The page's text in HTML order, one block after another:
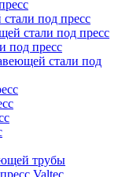
под пресс
стали под пресс
под пресс
стали под
трубы
Valtec